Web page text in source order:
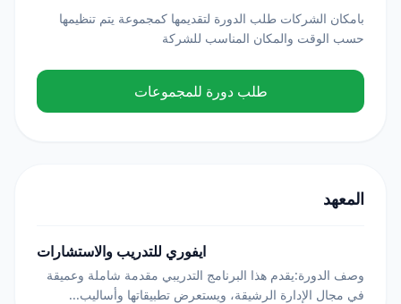
بامكان الشركات طلب الدورة لتقديمها كمجموعة يتم تنظيمها
حسب الوقت والمكان المناسب للشركة
طلب دورة للمجموعات
المعهد
ايفوري للتدريب والاستشارات
وصف الدورة:يقدم هذا البرنامج التدريبي مقدمة شاملة وعميقة
في مجال الإدارة الرشيقة، ويستعرض تطبيقاتها وأساليب...